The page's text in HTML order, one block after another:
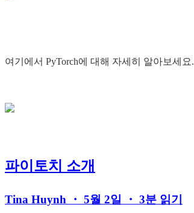
여기에서 PyTorch에 대해 자세히 알아보세요.
파이토치 소개
Tina Huynh ・ 5월 2일 ・ 3분 읽기